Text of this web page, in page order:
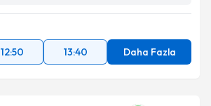
12:50 13:40 Daha Fazla